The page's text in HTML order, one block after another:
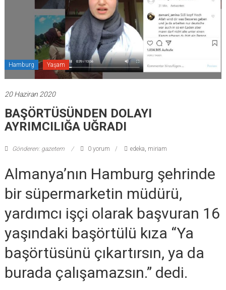
Hamburg Yaşam
20 Haziran 2020
BAŞÖRTÜSÜNDEN DOLAYI
AYRIMCILIĞA UĞRADI
Gönderen: gazetem 0 yorum edeka, miriam
Almanya’nın Hamburg şehrinde
bir süpermarketin müdürü,
yardımcı işçi olarak başvuran 16
yaşındaki başörtülü kıza “Ya
başörtüsünü çıkartırsın, ya da
burada çalışamazsın.” dedi.